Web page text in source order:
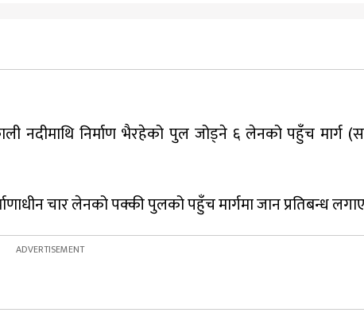
नदीमाथि निर्माण भैरहेको पुल जोड्ने ६ लेनको पहुँच मार्ग
चार लेनको पक्की पुलको पहुँच मार्गमा जान प्रतिबन्ध